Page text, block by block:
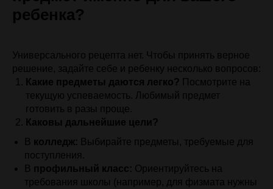
ребенка?
Универсального рецепта нет. Чтобы принять верное
решение, задайте себе и ребенку несколько вопросов:
Какие предметы даются легко? Посмотрите на
текущую успеваемость. Любимый предмет
готовить в разы проще.
Каковы дальнейшие цели?
В колледж: Выбирайте предметы, требуемые для
поступления.
В профильный класс: Ориентируйтесь на
требования школы (например, для физмата нужны